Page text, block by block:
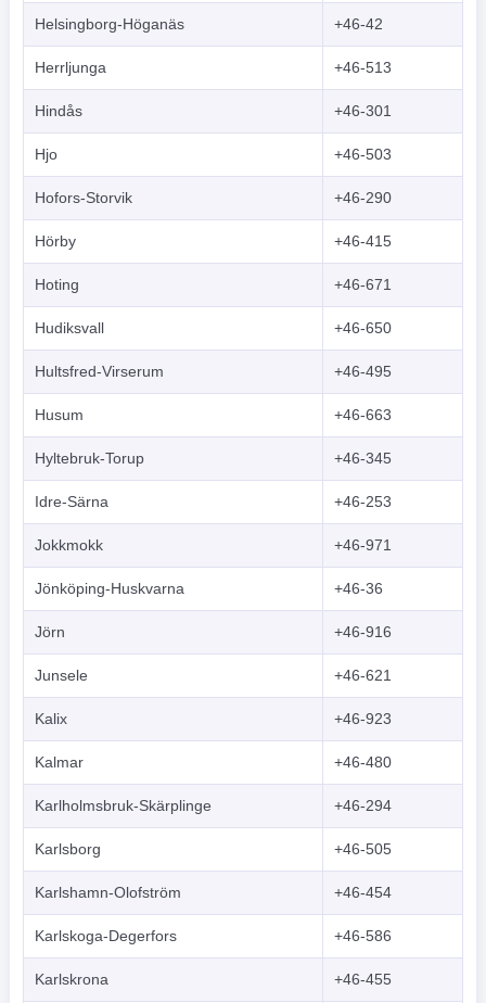
Helsingborg-Höganäs +46-42
Herrljunga +46-513
Hindås +46-301
Hjo +46-503
Hofors-Storvik +46-290
Hörby +46-415
Hoting +46-671
Hudiksvall +46-650
Hultsfred-Virserum +46-495
Husum +46-663
Hyltebruk-Torup +46-345
Idre-Särna +46-253
Jokkmokk +46-971
Jönköping-Huskvarna +46-36
Jörn +46-916
Junsele +46-621
Kalix +46-923
Kalmar +46-480
Karlholmsbruk-Skärplinge +46-294
Karlsborg +46-505
Karlshamn-Olofström +46-454
Karlskoga-Degerfors +46-586
Karlskrona +46-455